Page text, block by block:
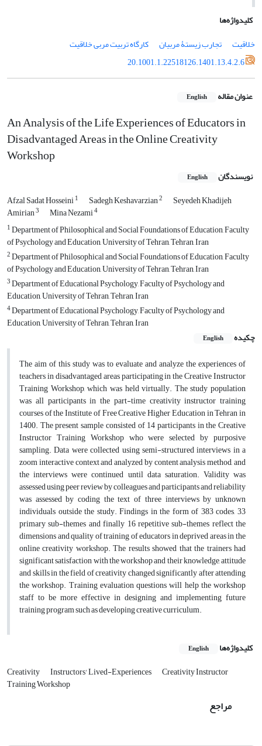
کلیدواژه‌ها
خلاقیت
تجارب زیستۀ مربیان
کارگاه تربیت مربی خلاقیت
20.1001.1.22518126.1401.13.4.2.6
عنوان مقاله English
An Analysis of the Life Experiences of Educators in
Disadvantaged Areas in the Online Creativity
Workshop
نویسندگان English
Afzal Sadat Hosseini1 Sadegh Keshavarzian2 Seyedeh Khadijeh
Amirian3 Mina Nezami4
1Department of Philosophical and Social Foundations of Education, Faculty
of Psychology and Education, University of Tehran, Tehran, Iran
2Department of Philosophical and Social Foundations of Education, Faculty
of Psychology and Education, University of Tehran, Tehran, Iran
3Department of Educational Psychology, Faculty of Psychology and
Education, University of Tehran, Tehran, Iran
4Department of Educational Psychology, Faculty of Psychology and
Education, University of Tehran, Tehran, Iran
چکیده
English
The aim of this study was to evaluate and analyze the experiences of
teachers in disadvantaged areas participating in the Creative Instructor
Training Workshop, which was held virtually. The study population
was all participants in the part-time creativity instructor training
courses of the Institute of Free Creative Higher Education in Tehran in
1400. The present sample consisted of 14 participants in the Creative
Instructor Training Workshop who were selected by purposive
sampling. Data were collected using semi-structured interviews in a
zoom interactive context and analyzed by content analysis method, and
the interviews were continued until data saturation. Validity was
assessed using peer review by colleagues and participants and reliability
was assessed by coding the text of three interviews by unknown
individuals outside the study. Findings in the form of 383 codes, 33
primary sub-themes and finally 16 repetitive sub-themes reflect the
dimensions and quality of training of educators in deprived areas in the
online creativity workshop. The results showed that the trainers had
significant satisfaction with the workshop and their knowledge, attitude
and skills in the field of creativity changed significantly after attending
the workshop. Training evaluation questions will help the workshop
staff to be more effective in designing and implementing future
training program such as developing creative curriculum.
کلیدواژه‌ها English
Creativity Instructors' Lived-Experiences Creativity Instructor
Training Workshop
مراجع